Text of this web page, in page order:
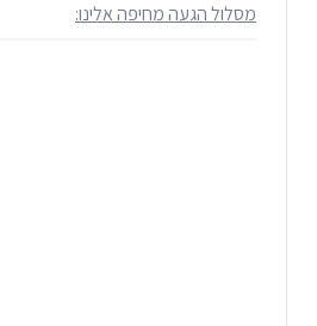
מסלול הגעה מחיפה אלינו: